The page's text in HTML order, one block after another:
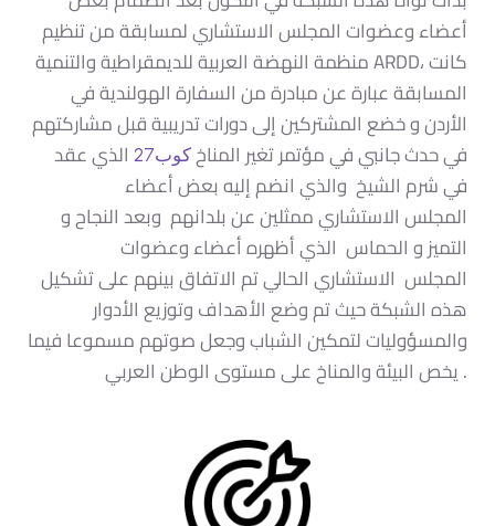
أعضاء وعضوات المجلس الاستشاريلمسابقةمن تنظيم
ARDD ، كانت
المسابقةعبارة عن مبادرة من السفارة الهولندية في
الأردن و خضع المشتركين إلى دورات تدريبية قبل مشاركتهم
في حدث جانبي في مؤتمر تغير المناخ كوب27
الذي عقد
في شرم الشيخ والذي انضم إليه بعض أعضاء
المجلسالاستشاريممثلين عن بلدانهم وبعد النجاح و
التميز و الحماس الذي أظهره أعضاء وعضوات
المجلس الاستشاريالحالي تم الاتفاق بينهم على تشكيل
هذه الشبكة حيث تم وضع الأهداف وتوزيع الأدوار
والمسؤوليات لتمكين الشباب وجعل صوتهم مسموعافيما
يخص البيئة والمناخ على مستوى الوطن العربي .